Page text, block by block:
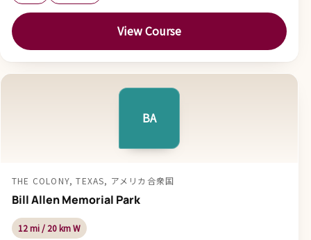
View Course
BA
THE COLONY, TEXAS, アメリカ合衆国
Bill Allen Memorial Park
12 mi / 20 km W